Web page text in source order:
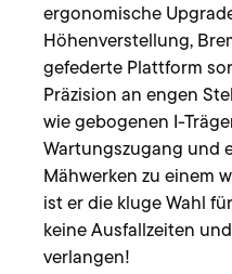
ergonomische
Höhenverstellung,
gefederte Plattform
Präzision an engen
wie gebogenen I-
Wartungszugang und
Mähwerken zu einem
ist er die kluge Wahl
keine Ausfallzeiten
verlangen!